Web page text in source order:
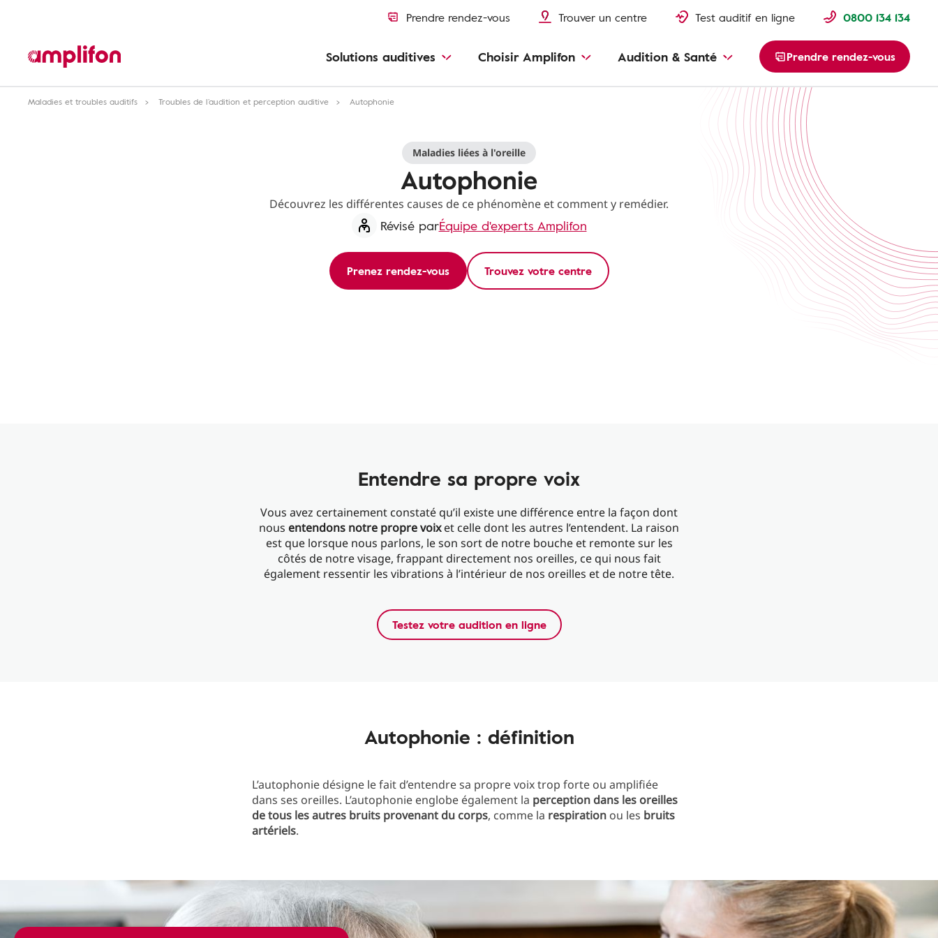
Prendre rendez-vous Trouver un centre Test auditif en ligne 0800 134 134
Solutions auditives Choisir Amplifon Audition & Santé Prendre rendez-vous
Maladies et troubles auditifs Troubles de l’audition et perception auditive Autophonie
Maladies liées à l'oreille
Autophonie
Découvrez les différentes causes de ce phénomène et comment y remédier.
Révisé parÉquipe d'experts Amplifon
Prenez rendez-vous Trouvez votre centre
Entendre sa propre voix
Vous avez certainement constaté qu’il existe une différence entre la façon dont
nous entendons notre propre voixet celle dont les autres l’entendent. La raison
est que lorsque nous parlons, le son sort de notre bouche et remonte sur les
côtés de notre visage, frappant directement nos oreilles, ce qui nous fait
également ressentir les vibrations à l’intérieur de nos oreilles et de notre tête.
Testez votre audition en ligne
Autophonie : définition
L’autophonie désigne le fait d’entendre sa propre voix trop forte ou amplifiée
dans ses oreilles. L’autophonie englobe également la perception dans les oreilles
de tous les autres bruits provenant du corps, comme la respiration ou les bruits
artériels.